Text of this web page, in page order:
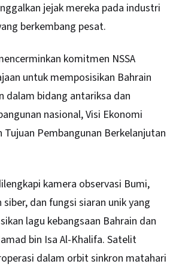
jejak mereka pada industri
berkembang pesat.
komitmen NSSA
untuk memposisikan Bahrain
dalam bidang antariksa dan
nasional, Visi Ekonomi
Tujuan Pembangunan Berkelanjutan
kamera observasi Bumi,
dan fungsi siaran unik yang
lagu kebangsaan Bahrain dan
bin Isa Al-Khalifa. Satelit
dalam orbit sinkron matahari